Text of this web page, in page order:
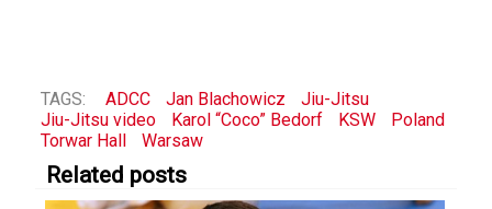
TAGS: ADCC Jan Blachowicz
Jiu-Jitsu
Jiu-Jitsu video
Karol “Coco” Bedorf KSW
Poland
Torwar Hall
Warsaw
Related posts